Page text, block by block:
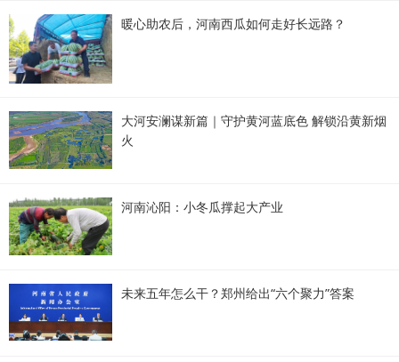
暖心助农后，河南西瓜如何走好长远路？
大河安澜谋新篇｜守护黄河蓝底色 解锁沿黄新烟
火
河南沁阳：小冬瓜撑起大产业
未来五年怎么干？郑州给出“六个聚力”答案